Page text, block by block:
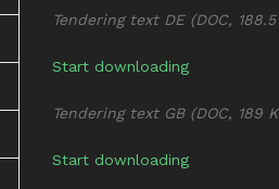
Tendering text DE (DOC, 188.5
Start downloading
Tendering text GB (DOC, 189
Start downloading